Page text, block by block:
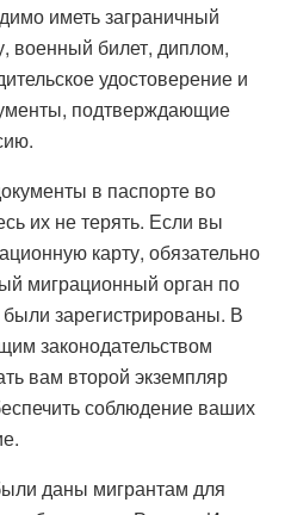
иметь заграничный
военный билет, диплом,
удостоверение и
подтверждающие
в паспорте во
их не терять. Если вы
карту, обязательно
миграционный орган по
зарегистрированы. В
законодательством
вам второй экземпляр
соблюдение ваших
даны мигрантам для